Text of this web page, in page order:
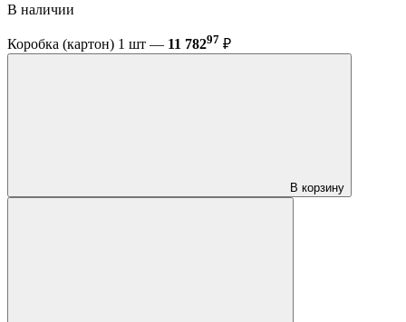
В наличии
Коробка (картон) 1 шт — 11 78297 ₽
В корзину